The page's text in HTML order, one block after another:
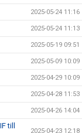
2025-05-24 11:16
2025-05-24 11:13
2025-05-19 09:51
2025-05-09 10:09
2025-04-29 10:09
2025-04-28 11:53
2025-04-26 14:04
till
2025-04-23 12:18